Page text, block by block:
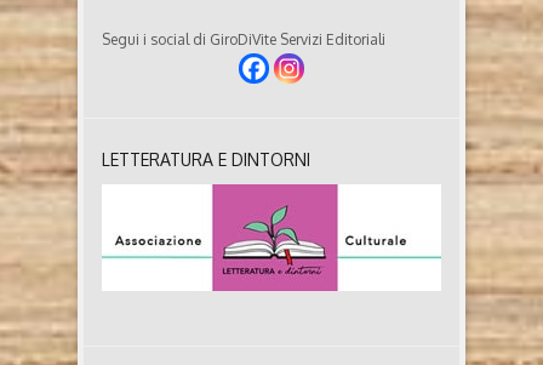
Segui i social di GiroDiVite Servizi Editoriali
LETTERATURA E DINTORNI